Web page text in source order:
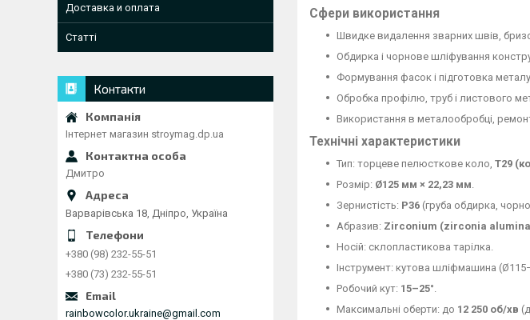
Сфери використання
Швидке видалення зварних швів,
Обдирка і чорнове шліфування
Формування фасок і підготовка
Обробка профілю, труб і листового
Використання в металообробці,
Технічні характеристики
Тип: торцеве пелюсткове коло, T29
Розмір: Ø125 мм × 22,23 мм
Зернистість: P36 (груба обдирка,
Абразив: Zirconium (zirconia
Носій: склопластикова тарілка.
Інструмент: кутова шліфмашина
Робочий кут: 15–25°
Максимальні оберти: до 12 250 об/хв
Доставка и оплата
Статті
Контакти
Інтернет магазин stroymag.dp.ua
Дмитро
Варварівська 18, Дніпро, Україна
+380 (98) 232-55-51
+380 (73) 232-55-51
rainbowcolor.ukraine@gmail.com